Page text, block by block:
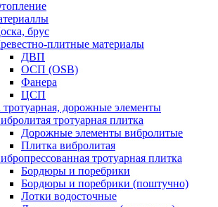
брус
плитные материалы
ДВП
ОСП (OSB)
Фанера
ЦСП
дорожные элементы
тротуарная плитка
Дорожные элементы вибролитые
Плитка вибролитая
тротуарная плитка
Бордюры и поребрики
Бордюры и поребрики (поштучно)
Лотки водосточные